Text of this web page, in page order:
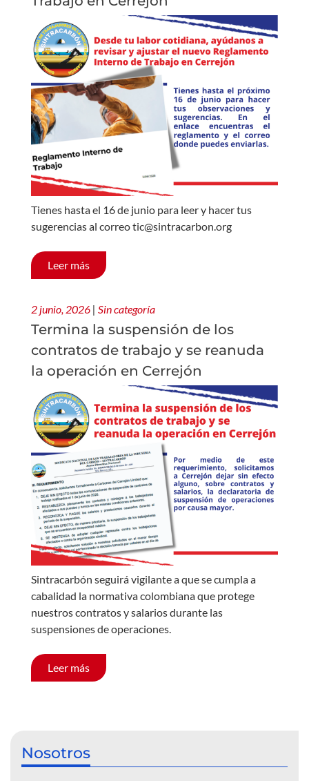
Tienes hasta el 16 de junio para leer y hacer tus
sugerencias al correo tic@sintracarbon.org
Leer más
2 junio, 2026 | Sin categoría
Termina la suspensión de los
contratos de trabajo y se reanuda
la operación en Cerrejón
Sintracarbón seguirá vigilante a que se cumpla a
cabalidad la normativa colombiana que protege
nuestros contratos y salarios durante las
suspensiones de operaciones.
Leer más
Nosotros